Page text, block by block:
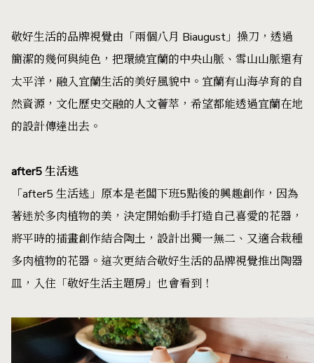
敬好生活的品牌視覺由「兩個八月 Biaugust」操刀，透過
簡潔的幾何與純色，把環繞宜蘭的中央山脈、雪山山脈還有
太平洋，融入宜蘭生活的美好風貌中。宜蘭有山海孕育的自
然資源，文化歷史交融的人文薈萃，希望都能透過宜蘭在地
的設計傳達出去。
after5 生活逃
「after5 生活逃」原本是老闆下班5點後的興趣創作，因為
著迷於多肉植物的美，決定開始動手打造自己喜愛的花器，
將平時的插畫創作結合陶土，設計出獨一無二、又適合栽種
多肉植物的花器。這次更結合敬好生活的品牌視覺推出陶器
皿，入住「敬好生活主題房」也會看到！